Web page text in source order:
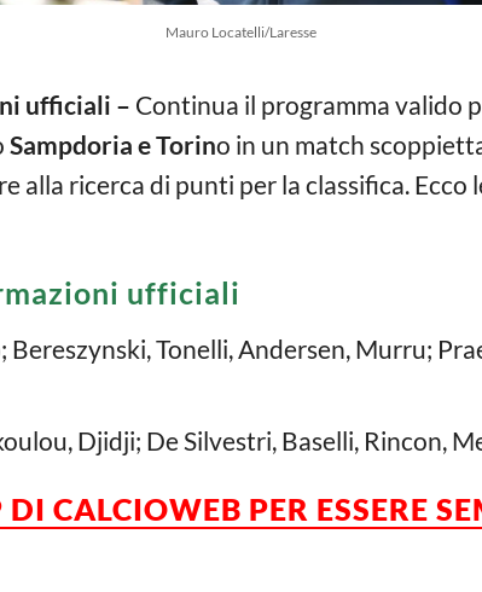
Mauro Locatelli/Laresse
ufficiali – Continua il programma valido
Sampdoria e Torino in un match
alla ricerca di punti per la classifica. Ecco
ufficiali
Tonelli, Andersen, Murru;
Djidji; De Silvestri, Baselli, Rincon,
DI CALCIOWEB PER ESSERE